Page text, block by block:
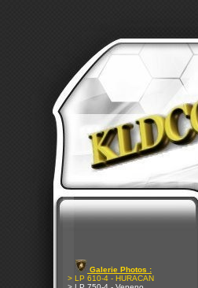
Galerie Photos :
> LP 610-4 - HURACAN